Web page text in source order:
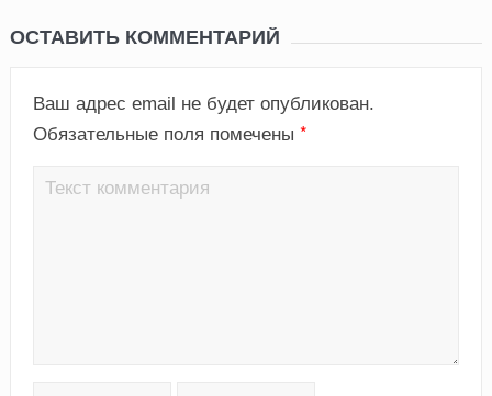
ОСТАВИТЬ КОММЕНТАРИЙ
Ваш адрес email не будет опубликован.
Обязательные поля помечены *